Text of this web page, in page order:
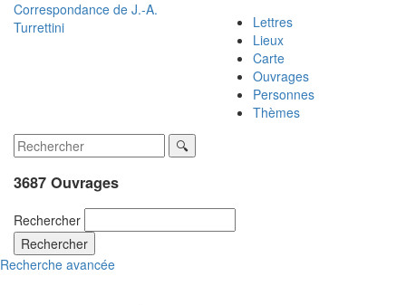
Correspondance de J.-A.
Turrettini
Lettres
Lieux
Carte
Ouvrages
Personnes
Thèmes
3687 Ouvrages
Rechercher
Rechercher
Recherche avancée